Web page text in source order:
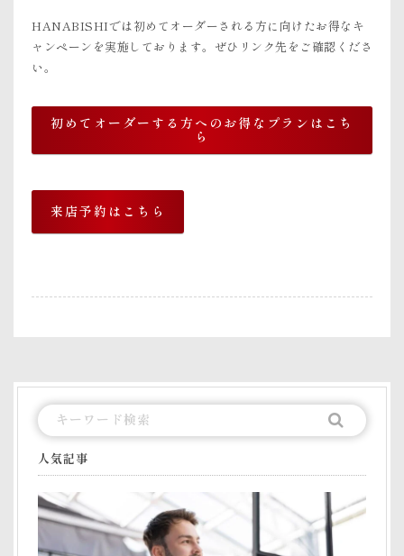
HANABISHIでは初めてオーダーされる方に向けたお得なキ
ャンペーンを実施しております。ぜひリンク先をご確認くださ
い。
初めてオーダーする方へのお得なプランはこち
ら
来店予約はこちら
人気記事